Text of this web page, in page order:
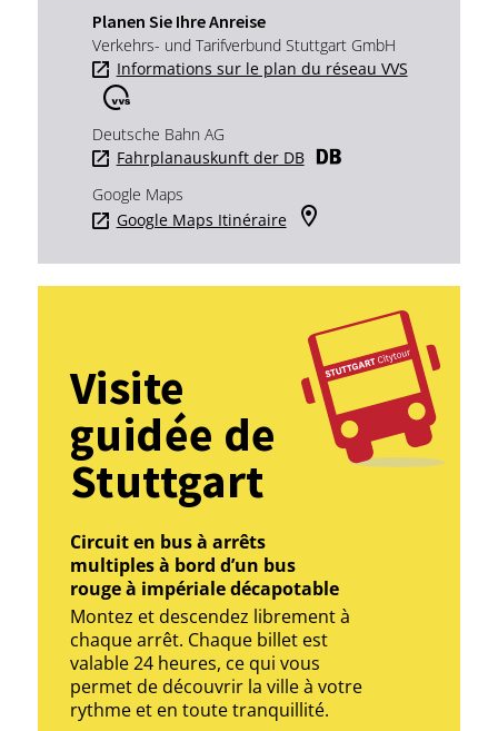
Planen Sie Ihre Anreise
Verkehrs- und Tarifverbund Stuttgart GmbH
Informations sur le plan du réseau VVS
Deutsche Bahn AG
Fahrplanauskunft der DB
Google Maps
Google Maps Itinéraire
Visite
guidée de
Stuttgart
Circuit en bus à arrêts
multiples à bord d’un bus
rouge à impériale décapotable
Montez et descendez librement à
chaque arrêt. Chaque billet est
valable 24 heures, ce qui vous
permet de découvrir la ville à votre
rythme et en toute tranquillité.